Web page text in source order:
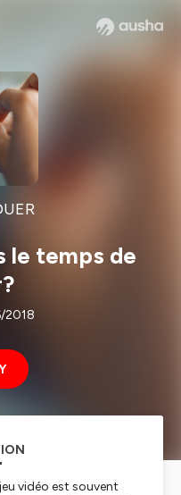
le temps de
2018
vidéo est souvent